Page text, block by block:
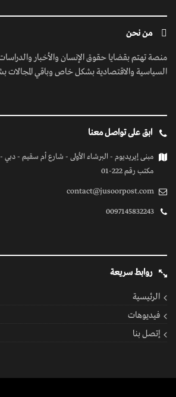
من نحن
منصة تهتم بقضايا حقوق الإنسان والأخبار
السياسية والاقتصادية بشكل خاص وباقي المجالات
ابق على تواصل معنا
مبنى إيريديوم - البرشاء الأولى - شارع أم سقيم - دبي -
مكتب رقم 222-01
contact@jusoorpost.com
0097145832243
روابط سريعة
الرئيسية
فيديوهات
إتصل بنا